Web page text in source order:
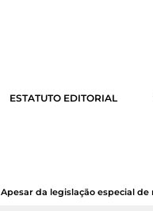
ESTATUTO EDITORIAL
Apesar da legislação especial